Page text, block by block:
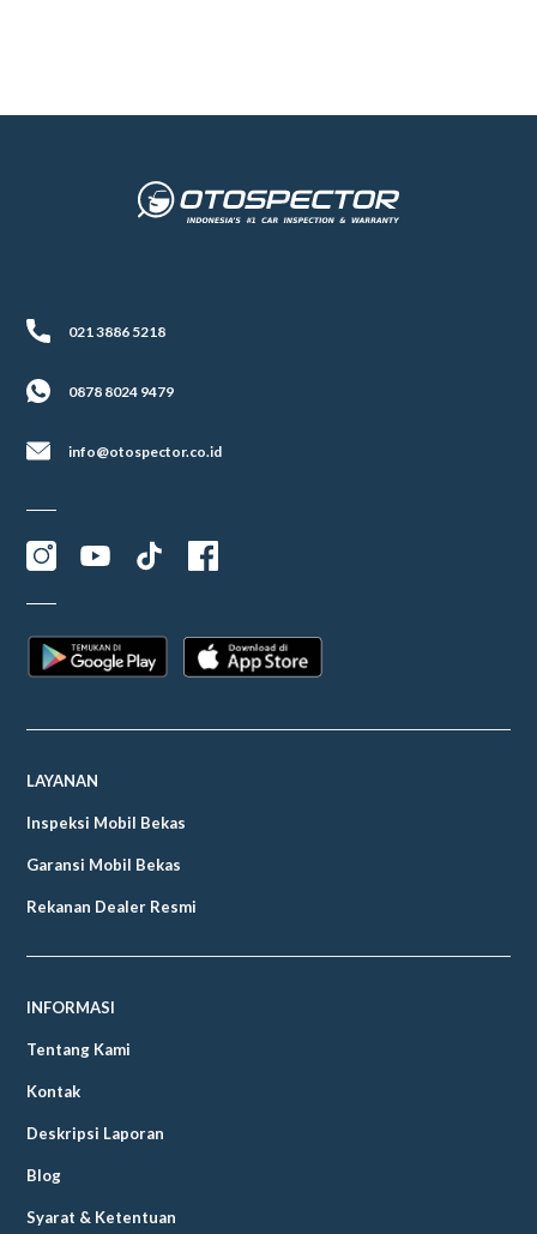
021 3886 5218
0878 8024 9479
info@otospector.co.id
LAYANAN
Inspeksi Mobil Bekas
Garansi Mobil Bekas
Rekanan Dealer Resmi
INFORMASI
Tentang Kami
Kontak
Deskripsi Laporan
Blog
Syarat & Ketentuan